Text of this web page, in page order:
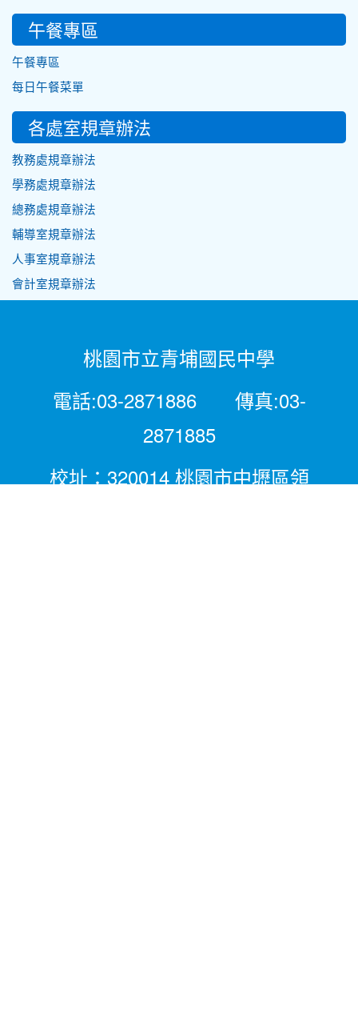
午餐專區
午餐專區
每日午餐菜單
各處室規章辦法
教務處規章辦法
學務處規章辦法
總務處規章辦法
輔導室規章辦法
人事室規章辦法
會計室規章辦法
桃園市立青埔國民中學
電話:03-2871886 傳真:03-
2871885
校址：320014 桃園市中壢區領